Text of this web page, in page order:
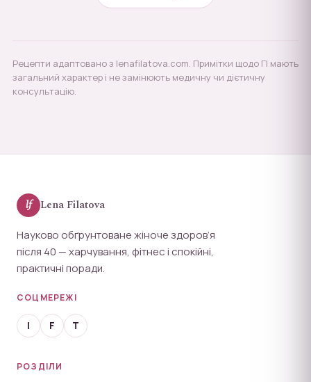
Рецепти адаптовано з lenafilatova.com. Примітки щодо ГІ мають
загальний характер і не замінюють медичну чи дієтичну
консультацію.
lf Lena Filatova
Науково обґрунтоване жіноче здоров’я
після 40 — харчування, фітнес і спокійні,
практичні поради.
СОЦМЕРЕЖІ
I F T
РОЗДІЛИ